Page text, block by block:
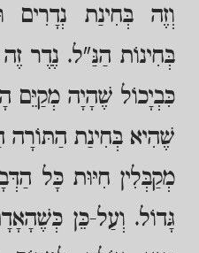
וְזֶה בְּחִינַת
בְּחִינוֹת הַנַּ"ל. נֶדֶר
כִּבְיָכוֹל שֶׁהָיָה מְקַיֵּם
שֶׁהִיא בְּחִינַת
מְקַבְּלִין חִיּוּת כָּל
גָּדוֹל. וְעַל-כֵּן